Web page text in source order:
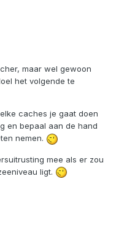
maar wel gewoon
het volgende te
caches je gaat doen
en bepaal aan de hand
nemen.
mee als er zou
ligt.